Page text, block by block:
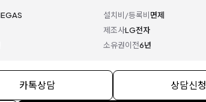
설치비/등록비면제
제조사LG전자
소유권이전6년
카톡상담 상담신청